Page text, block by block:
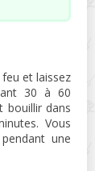
et laissez
30 à 60
bouillir dans
Vous
une